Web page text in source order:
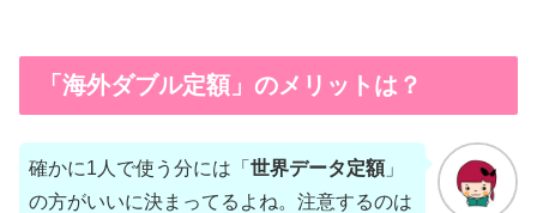
「海外ダブル定額」のメリットは？
確かに1人で使う分には「 世界データ定額」
の方がいいに決まってるよね。注意するのは